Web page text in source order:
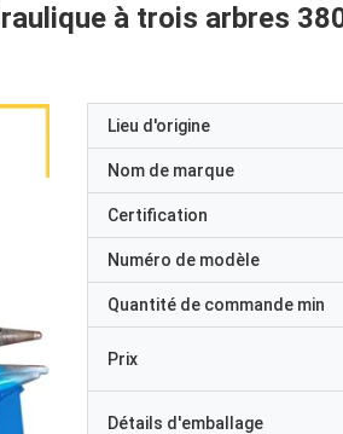
à trois arbres
Lieu d'origine
Nom de marque
Certification
Numéro de modèle
Quantité de commande min
Prix
Détails d'emballage